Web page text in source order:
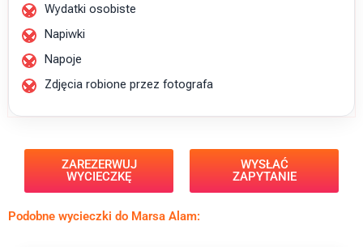
Wydatki osobiste
Napiwki
Napoje
Zdjęcia robione przez fotografa
ZAREZERWUJ
WYCIECZKĘ
WYSŁAĆ
ZAPYTANIE
Podobne wycieczki do Marsa Alam: